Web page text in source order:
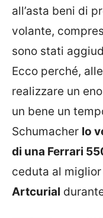
all’asta beni di
volante,
sono stati
Ecco perché,
realizzare un
un bene un
Schumacher lo
di una Ferrari
ceduta al
Artcurial